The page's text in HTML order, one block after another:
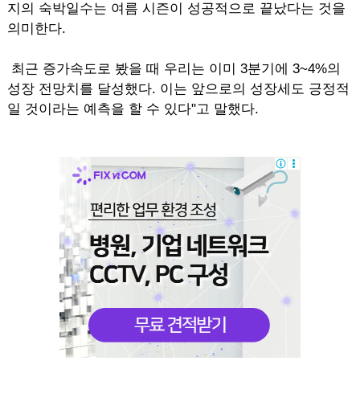
지의 숙박일수는 여름 시즌이 성공적으로 끝났다는 것을
의미한다.
최근 증가속도로 봤을 때 우리는 이미 3분기에 3~4%의
성장 전망치를 달성했다. 이는 앞으로의 성장세도 긍정적
일 것이라는 예측을 할 수 있다"고 말했다.